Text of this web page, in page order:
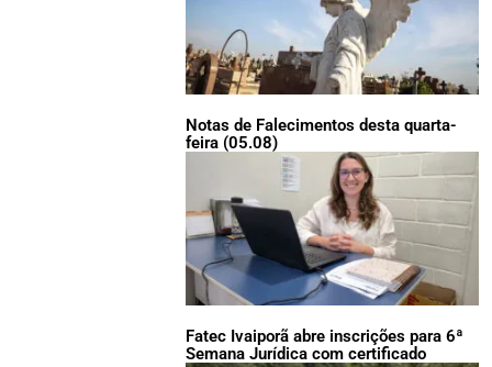
Notas de Falecimentos desta quarta-
feira (05.08)
Fatec Ivaiporã abre inscrições para 6ª
Semana Jurídica com certificado